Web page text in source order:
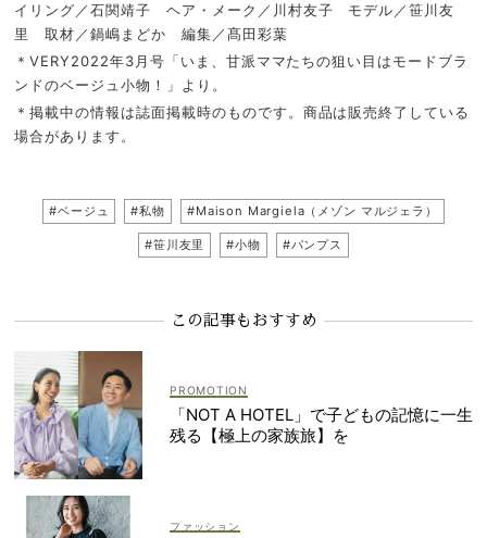
イリング／石関靖子 ヘア・メーク／川村友子 モデル／笹川友
里 取材／鍋嶋まどか 編集／髙田彩葉
＊VERY2022年3月号「いま、甘派ママたちの狙い目はモードブラ
ンドのベージュ小物！」より。
＊掲載中の情報は誌面掲載時のものです。商品は販売終了している
場合があります。
#ベージュ #私物 #Maison Margiela（メゾン マルジェラ）
#笹川友里 #小物 #パンプス
この記事もおすすめ
「NOT A HOTEL」で子どもの記憶に一生
残る【極上の家族旅】を
ファッション